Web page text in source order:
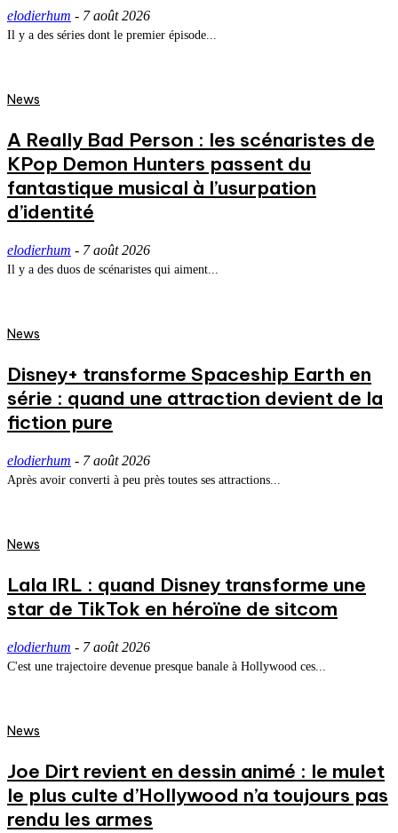
elodierhum - 7 août 2026
Il y a des séries dont le premier épisode...
News
A Really Bad Person : les scénaristes de
KPop Demon Hunters passent du
fantastique musical à l’usurpation
d’identité
elodierhum - 7 août 2026
Il y a des duos de scénaristes qui aiment...
News
Disney+ transforme Spaceship Earth en
série : quand une attraction devient de la
fiction pure
elodierhum - 7 août 2026
Après avoir converti à peu près toutes ses attractions...
News
Lala IRL : quand Disney transforme une
star de TikTok en héroïne de sitcom
elodierhum - 7 août 2026
C'est une trajectoire devenue presque banale à Hollywood ces...
News
Joe Dirt revient en dessin animé : le mulet
le plus culte d’Hollywood n’a toujours pas
rendu les armes